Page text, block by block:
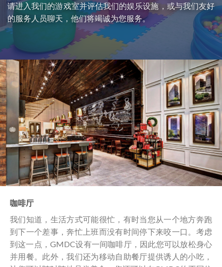
请进入我们的游戏室并评估我们的娱乐设施，或与我们友好
的服务人员聊天，他们将竭诚为您服务。
咖啡厅
我们知道，生活方式可能很忙，有时当您从一个地方奔跑
到下一个差事，奔忙上班而没有时间停下来咬一口。考虑
到这一点，GMDC设有一间咖啡厅，因此您可以放松身心
并用餐。此外，我们还为移动自助餐厅提供诱人的小吃，